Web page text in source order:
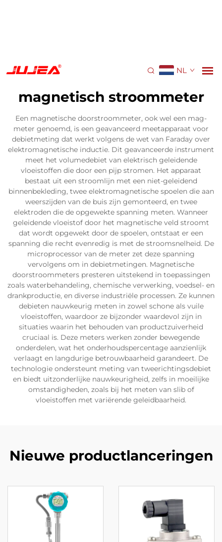
NL
magnetisch stroommeter
Een magnetische doorstroommeter, ook wel een mag-
meter genoemd, is een geavanceerd meetapparaat voor
debietmeting dat werkt volgens de wet van Faraday over
elektromagnetische inductie. Dit geavanceerde instrument
meet het volumedebiet van elektrisch geleidende
vloeistoffen die door een pijp stromen. Het apparaat
bestaat uit een stroomlijn met een niet-geleidend
binnenbekleding, twee elektromagnetische spoelen die aan
weerszijden van de buis zijn gemonteerd, en twee
elektroden die de opgewekte spanning meten. Wanneer
geleidende vloeistof door het magnetische veld stroomt
dat wordt opgewekt door de spoelen, ontstaat er een
spanning die recht evenredig is met de stroomsnelheid. De
microprocessor van de meter zet deze spanning
vervolgens om in debietmetingen. Magnetische
doorstroommeters presteren uitstekend in toepassingen
zoals waterbehandeling, chemische verwerking, voedsel- en
drankproductie, en diverse industriële processen. Ze kunnen
debieten nauwkeurig meten in zowel schone als vuile
vloeistoffen, waardoor ze bijzonder waardevol zijn in
situaties waarin het behouden van productzuiverheid
cruciaal is. Deze meters werken zonder bewegende
onderdelen, wat het onderhoudspercentage aanzienlijk
verlaagt en langdurige betrouwbaarheid garandeert. De
technologie ondersteunt meting van tweerichtingsdebiet
en biedt uitzonderlijke nauwkeurigheid, zelfs in moeilijke
omstandigheden, zoals bij het meten van slib of
vloeistoffen met variërende geleidbaarheid.
Nieuwe productlanceringen